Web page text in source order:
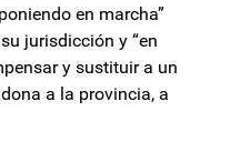
en marcha”
jurisdicción y “en
y sustituir a un
a la provincia, a